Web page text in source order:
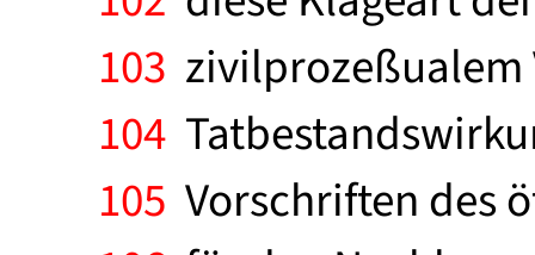
103 zivilprozeßualem
104
105 Vorschriften des